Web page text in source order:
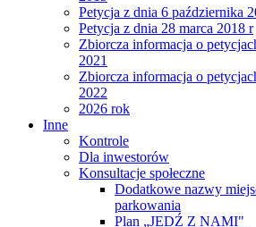
Petycja z dnia 6 października
Petycja z dnia 28 marca 2018 r
Zbiorcza informacja o
2021
Zbiorcza informacja o
2022
2026 rok
Inne
Kontrole
Dla inwestorów
Konsultacje społeczne
Dodatkowe nazwy
parkowania
Plan „JEDŹ Z NAMI"